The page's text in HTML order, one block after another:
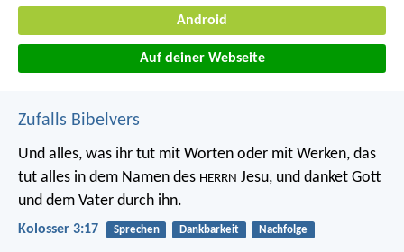
Android
Auf deiner Webseite
Zufalls Bibelvers
Und alles, was ihr tut mit Worten oder mit Werken, das
tut alles in dem Namen des HERRN Jesu, und danket Gott
und dem Vater durch ihn.
Kolosser 3:17 Sprechen Dankbarkeit Nachfolge